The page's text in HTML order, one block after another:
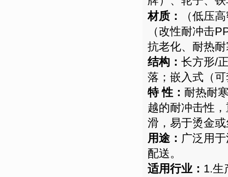
材质：
（低压
（改性耐冲击
抗老化、耐热
结构： 长方形/
落；嵌入式（
特 性： 耐热耐
越的耐冲击性
滑，易于烫金
用途： 广泛用
配送。
适用行业： 1.生